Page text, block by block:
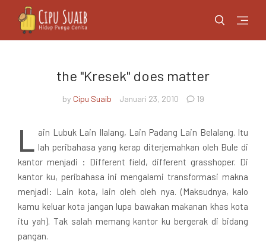
the "Kresek" does matter
by Cipu Suaib Januari 23, 2010 19
L ain Lubuk Lain Ilalang, Lain Padang Lain Belalang. Itu
lah peribahasa yang kerap diterjemahkan oleh Bule di
kantor menjadi : Different field, different grasshoper. Di
kantor ku, peribahasa ini mengalami transformasi makna
menjadi: Lain kota, lain oleh oleh nya. (Maksudnya, kalo
kamu keluar kota jangan lupa bawakan makanan khas kota
itu yah). Tak salah memang kantor ku bergerak di bidang
pangan.